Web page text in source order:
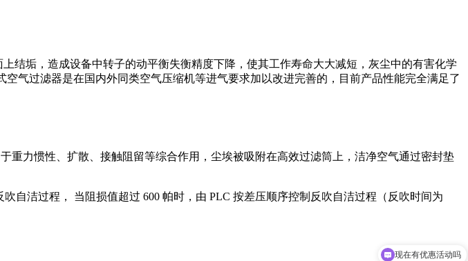
垢，造成设备中转子的动平衡失衡精度下降，使其工作寿命大大减短，灰尘中的有害化学
气过滤器是在国内外同类空气压缩机等进气要求加以改进完善的，目前产品性能完全满足了
力惯性、扩散、接触阻留等综合作用，尘埃被吸附在高效过滤筒上，洁净空气通过密封垫
自洁过程， 当阻损值超过 600 帕时，由 PLC 按差压顺序控制反吹自洁过程（反吹时间为
现在有优惠活动吗